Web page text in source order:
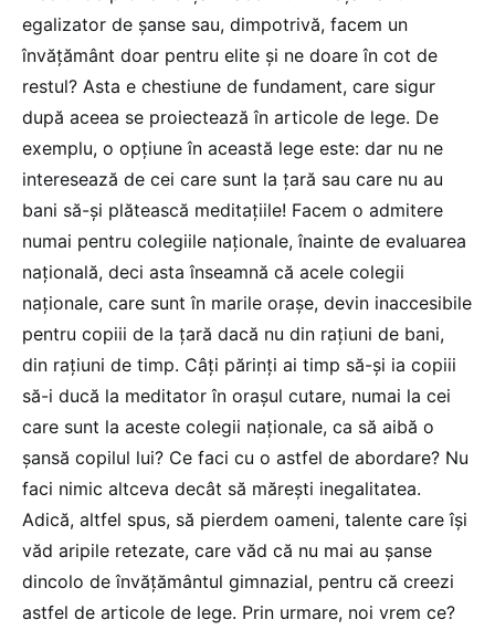
egalizator de șanse sau, dimpotrivă, facem un
învățământ doar pentru elite și ne doare în cot de
restul? Asta e chestiune de fundament, care sigur
după aceea se proiectează în articole de lege. De
exemplu, o opțiune în această lege este: dar nu ne
interesează de cei care sunt la țară sau care nu au
bani să-și plătească meditațiile! Facem o admitere
numai pentru colegiile naționale, înainte de evaluarea
națională, deci asta înseamnă că acele colegii
naționale, care sunt în marile orașe, devin inaccesibile
pentru copiii de la țară dacă nu din rațiuni de bani,
din rațiuni de timp. Câți părinți ai timp să-și ia copiii
să-i ducă la meditator în orașul cutare, numai la cei
care sunt la aceste colegii naționale, ca să aibă o
șansă copilul lui? Ce faci cu o astfel de abordare? Nu
faci nimic altceva decât să mărești inegalitatea.
Adică, altfel spus, să pierdem oameni, talente care își
văd aripile retezate, care văd că nu mai au șanse
dincolo de învățământul gimnazial, pentru că creezi
astfel de articole de lege. Prin urmare, noi vrem ce?